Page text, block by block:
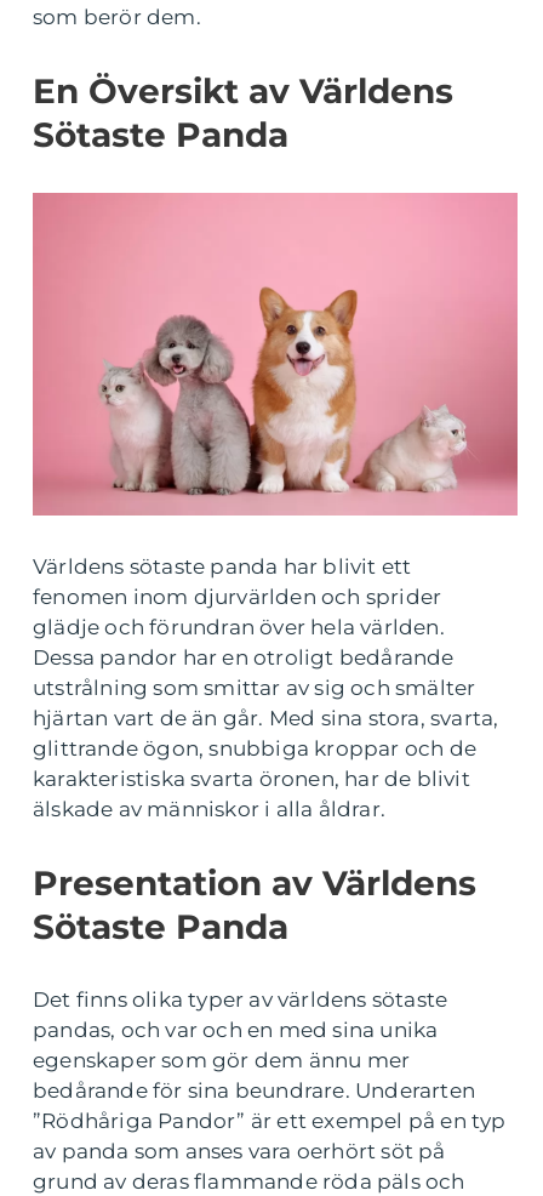
som berör dem.
En Översikt av Världens
Sötaste Panda
Världens sötaste panda har blivit ett
fenomen inom djurvärlden och sprider
glädje och förundran över hela världen.
Dessa pandor har en otroligt bedårande
utstrålning som smittar av sig och smälter
hjärtan vart de än går. Med sina stora, svarta,
glittrande ögon, snubbiga kroppar och de
karakteristiska svarta öronen, har de blivit
älskade av människor i alla åldrar.
Presentation av Världens
Sötaste Panda
Det finns olika typer av världens sötaste
pandas, och var och en med sina unika
egenskaper som gör dem ännu mer
bedårande för sina beundrare. Underarten
”Rödhåriga Pandor” är ett exempel på en typ
av panda som anses vara oerhört söt på
grund av deras flammande röda päls och